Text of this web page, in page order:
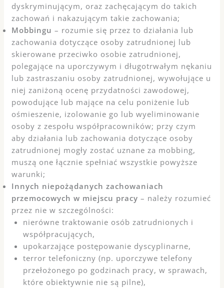
dyskryminującym, oraz zachęcającym do takich
zachowań i nakazującym takie zachowania;
Mobbingu– rozumie się przez to działania lub
zachowania dotyczące osoby zatrudnionej lub
skierowane przeciwko osobie zatrudnionej,
polegające na uporczywym i długotrwałym nękaniu
lub zastraszaniu osoby zatrudnionej, wywołujące u
niej zaniżoną ocenę przydatności zawodowej,
powodujące lub mające na celu poniżenie lub
ośmieszenie, izolowanie go lub wyeliminowanie
osoby z zespołu współpracowników; przy czym
aby działania lub zachowania dotyczące osoby
zatrudnionej mogły zostać uznane za mobbing,
muszą one łącznie spełniać wszystkie powyższe
warunki;
Innych niepożądanych zachowaniach
przemocowych w miejscu pracy – należy rozumieć
przez nie w szczególności:
nierówne traktowanie osób zatrudnionych i
współpracujących,
upokarzające postępowanie dyscyplinarne,
terror telefoniczny (np. uporczywe telefony
przełożonego po godzinach pracy, w sprawach,
które obiektywnie nie są pilne),